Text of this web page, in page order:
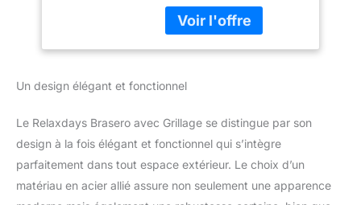
faire cuire saucissons,
steaks, fromage etc..
cm; avec tisonnier Peu
protection anti étincelles;
brasero avec pieds
élevés protège le sol Le
jardin et la terrasse -
Un design élégant et fonctionnel
Le Relaxdays Brasero avec Grillage se distingue par son
design à la fois élégant et fonctionnel qui s’intègre
parfaitement dans tout espace extérieur. Le choix d’un
matériau en acier allié assure non seulement une apparence